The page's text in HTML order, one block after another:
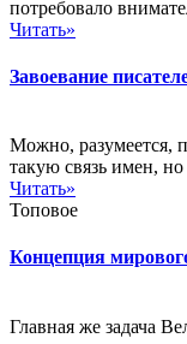
потребовало
Читать»
Завоевание
Можно, разумеется,
такую связь имен, но
Читать»
Топовое
Концепция
Главная же задача